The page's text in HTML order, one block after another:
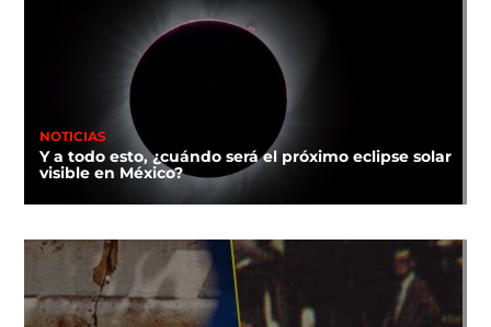
NOTICIAS
Y a todo esto, ¿cuándo será el próximo eclipse solar
visible en México?